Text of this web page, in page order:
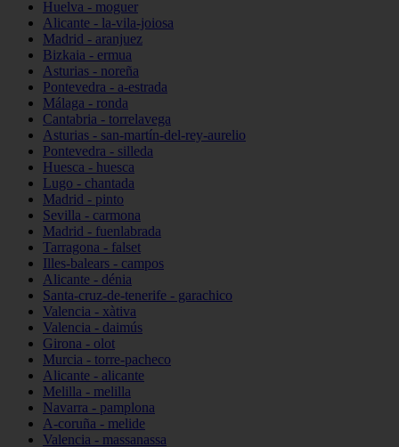
Huelva - moguer
Alicante - la-vila-joiosa
Madrid - aranjuez
Bizkaia - ermua
Asturias - noreña
Pontevedra - a-estrada
Málaga - ronda
Cantabria - torrelavega
Asturias - san-martín-del-rey-aurelio
Pontevedra - silleda
Huesca - huesca
Lugo - chantada
Madrid - pinto
Sevilla - carmona
Madrid - fuenlabrada
Tarragona - falset
Illes-balears - campos
Alicante - dénia
Santa-cruz-de-tenerife - garachico
Valencia - xàtiva
Valencia - daimús
Girona - olot
Murcia - torre-pacheco
Alicante - alicante
Melilla - melilla
Navarra - pamplona
A-coruña - melide
Valencia - massanassa